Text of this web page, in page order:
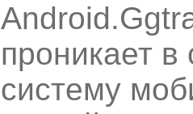
проникает
систему